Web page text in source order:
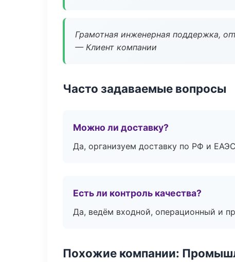
Грамотная инженерная поддержка,
— Клиент компании
Часто задаваемые вопросы
Можно ли доставку?
Да, организуем доставку по РФ и
Есть ли контроль качества?
Да, ведём входной, операционный и
Похожие компании: